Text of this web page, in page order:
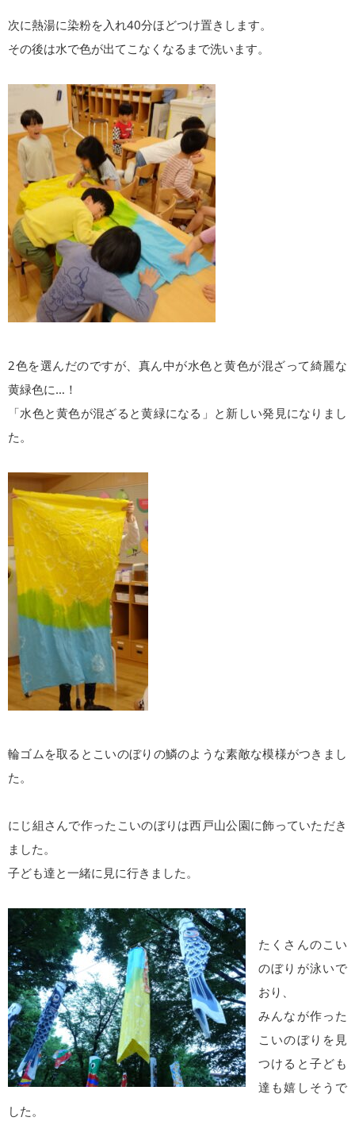
次に熱湯に染粉を入れ40分ほどつけ置きします。
その後は水で色が出てこなくなるまで洗います。
2色を選んだのですが、真ん中が水色と黄色が混ざって綺麗な
黄緑色に…！
「水色と黄色が混ざると黄緑になる」と新しい発見になりまし
た。
輪ゴムを取るとこいのぼりの鱗のような素敵な模様がつきまし
た。
にじ組さんで作ったこいのぼりは西戸山公園に飾っていただき
ました。
子ども達と一緒に見に行きました。
たくさんのこい
のぼりが泳いで
おり、
みんなが作った
こいのぼりを見
つけると子ども
達も嬉しそうで
した。